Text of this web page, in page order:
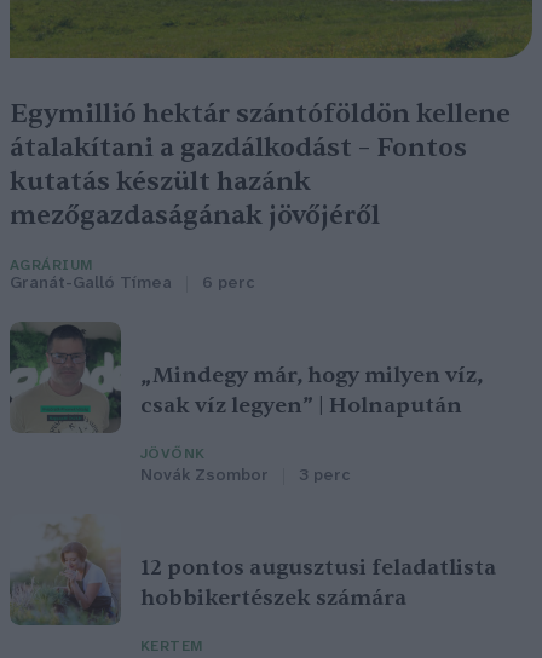
Egymillió hektár szántóföldön kellene
átalakítani a gazdálkodást – Fontos
kutatás készült hazánk
mezőgazdaságának jövőjéről
AGRÁRIUM
Granát-Galló Tímea 6 perc
„Mindegy már, hogy milyen víz,
csak víz legyen” | Holnapután
JÖVŐNK
Novák Zsombor 3 perc
12 pontos augusztusi feladatlista
hobbikertészek számára
KERTEM